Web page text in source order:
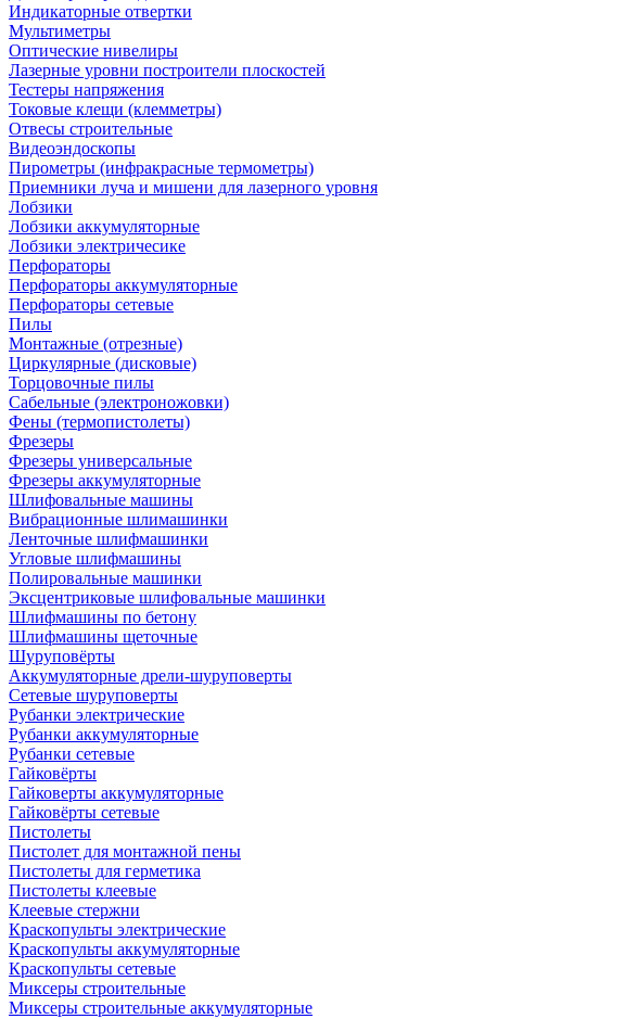
Индикаторные отвертки
Мультиметры
Оптические нивелиры
Лазерные уровни построители плоскостей
Тестеры напряжения
Токовые клещи (клемметры)
Отвесы строительные
Видеоэндоскопы
Пирометры (инфракрасные термометры)
Приемники луча и мишени для лазерного уровня
Лобзики
Лобзики аккумуляторные
Лобзики электричесике
Перфораторы
Перфораторы аккумуляторные
Перфораторы сетевые
Пилы
Монтажные (отрезные)
Циркулярные (дисковые)
Торцовочные пилы
Сабельные (электроножовки)
Фены (термопистолеты)
Фрезеры
Фрезеры универсальные
Фрезеры аккумуляторные
Шлифовальные машины
Вибрационные шлимашинки
Ленточные шлифмашинки
Угловые шлифмашины
Полировальные машинки
Эксцентриковые шлифовальные машинки
Шлифмашины по бетону
Шлифмашины щеточные
Шуруповёрты
Аккумуляторные дрели-шуруповерты
Сетевые шуруповерты
Рубанки электрические
Рубанки аккумуляторные
Рубанки сетевые
Гайковёрты
Гайковерты аккумуляторные
Гайковёрты сетевые
Пистолеты
Пистолет для монтажной пены
Пистолеты для герметика
Пистолеты клеевые
Клеевые стержни
Краскопульты электрические
Краскопульты аккумуляторные
Краскопульты сетевые
Миксеры строительные
Миксеры строительные аккумуляторные